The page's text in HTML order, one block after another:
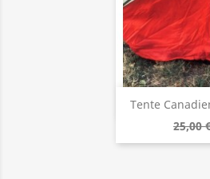
Tente
25,00
